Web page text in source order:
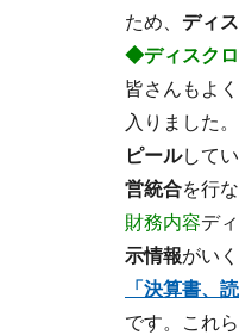
ため、 ディ
◆ディスクロ
皆さんもよ
入りました。
ピールして
営統合を行
財務内容デ
示情報がい
「決算書、
です。これ